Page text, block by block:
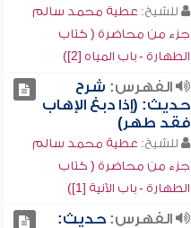
للشيخ: عطية محمد سالم
جزء من محاضرة ( كتاب
الطهارة - باب المياه [2])
الفهرس: شرح
حديث: (إذا دبغ الإهاب
فقد طهر)
للشيخ: عطية محمد سالم
جزء من محاضرة ( كتاب
الطهارة - باب الآنية [1])
الفهرس:حديث: